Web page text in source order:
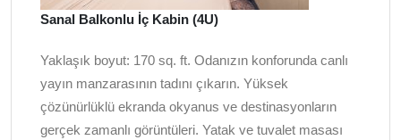
Sanal Balkonlu İç Kabin (4U)
Yaklaşık boyut: 170 sq. ft. Odanızın konforunda canlı
yayın manzarasının tadını çıkarın. Yüksek
çözünürlüklü ekranda okyanus ve destinasyonların
gerçek zamanlı görüntüleri. Yatak ve tuvalet masası